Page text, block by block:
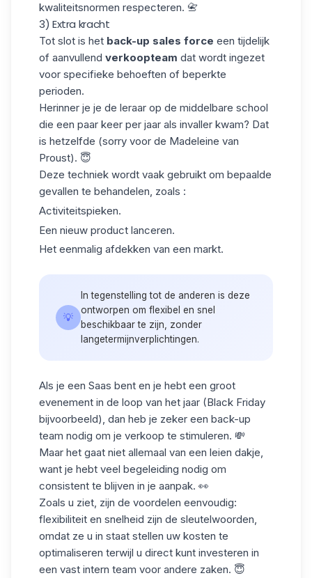
kwaliteitsnormen respecteren. 📇
3) Extra kracht
Tot slot is het back-up sales force een tijdelijk
of aanvullend verkoopteam dat wordt ingezet
voor specifieke behoeften of beperkte
perioden.
Herinner je je de leraar op de middelbare school
die een paar keer per jaar als invaller kwam? Dat
is hetzelfde (sorry voor de Madeleine van
Proust). 😇
Deze techniek wordt vaak gebruikt om bepaalde
gevallen te behandelen, zoals :
Activiteitspieken.
Een nieuw product lanceren.
Het eenmalig afdekken van een markt.
💡
In tegenstelling tot de anderen is deze
ontworpen om flexibel en snel
beschikbaar te zijn, zonder
langetermijnverplichtingen.
Als je een Saas bent en je hebt een groot
evenement in de loop van het jaar (Black Friday
bijvoorbeeld), dan heb je zeker een back-up
team nodig om je verkoop te stimuleren. 💸
Maar het gaat niet allemaal van een leien dakje,
want je hebt veel begeleiding nodig om
consistent te blijven in je aanpak. 👀
Zoals u ziet, zijn de voordelen eenvoudig:
flexibiliteit en snelheid zijn de sleutelwoorden,
omdat ze u in staat stellen uw kosten te
optimaliseren terwijl u direct kunt investeren in
een vast intern team voor andere zaken. 😇